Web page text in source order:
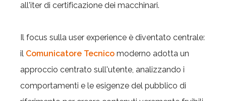
all'iter di certificazione dei macchinari.
Il focus sulla user experience è diventato centrale:
il Comunicatore Tecnico moderno adotta un
approccio centrato sull'utente, analizzando i
comportamenti e le esigenze del pubblico di